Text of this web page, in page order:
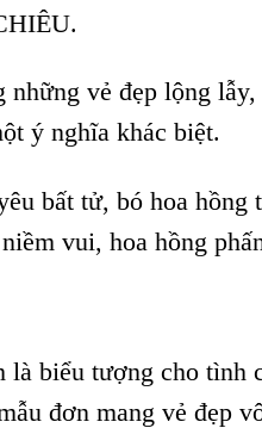
vẻ đẹp lộng
ý nghĩa khác biệt.
bất tử, bó hoa hồng
vui, hoa hồng
là biểu tượng cho tình
đơn mang vẻ đẹp